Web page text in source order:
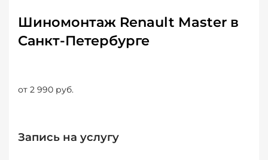
Шиномонтаж Renault Master в
Санкт-Петербурге
от 2 990 руб.
Запись на услугу